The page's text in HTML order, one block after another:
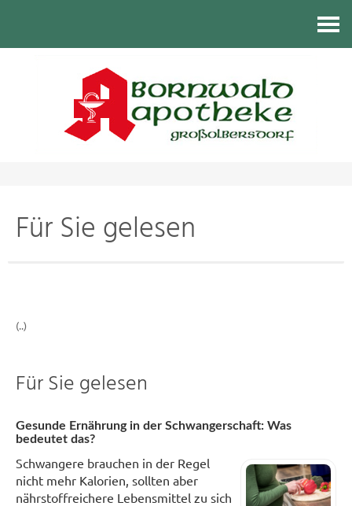
Für Sie gelesen
(..)
Für Sie gelesen
Gesunde Ernährung in der Schwangerschaft: Was
bedeutet das?
Schwangere brauchen in der Regel
nicht mehr Kalorien, sollten aber
nährstoffreichere Lebensmittel zu sich